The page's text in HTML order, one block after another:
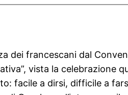
dei francescani dal
vista la celebrazione
facile a dirsi, difficile a